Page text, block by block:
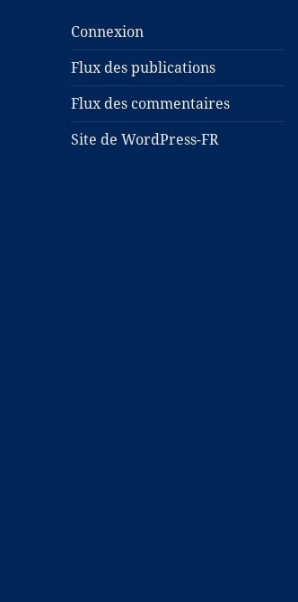
Connexion
Flux des publications
Flux des commentaires
Site de WordPress-FR